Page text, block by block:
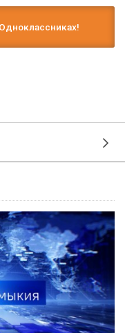
пьяного
мужчину
сообщившая о
Прибывший наряд
напал 23-летний
алкогольного
и поместили в
направлен